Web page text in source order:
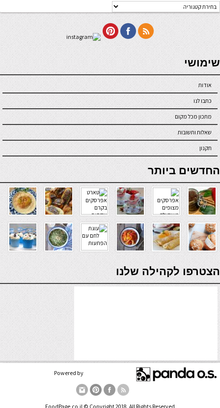
קטגוריות
מתכונים
seriöse online casinos österreich
שימושי
אודות
כתבו לנו
מתכון מכל מקום
שאלות ותשובות
תקנון
online casino
החדשים ביותר
verde casino
הצטרפו לקהילה שלנו
Powered by
FoodPage.co.il © Copyright 2018, All Rights Reserved